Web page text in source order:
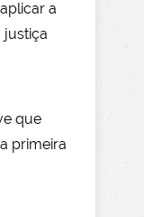
a
justiça
que
primeira